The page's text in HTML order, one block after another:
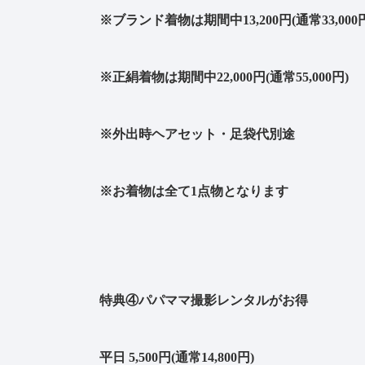
※ブランド着物は期間中13,200円(通常33,000
※正絹着物は期間中22,000円(通常55,000円)
※外出時ヘアセット・足袋代別途
※お着物は全て1点物となります
特典④パパママ撮影レンタルがお得
平日 5,500円(通常14,800円)